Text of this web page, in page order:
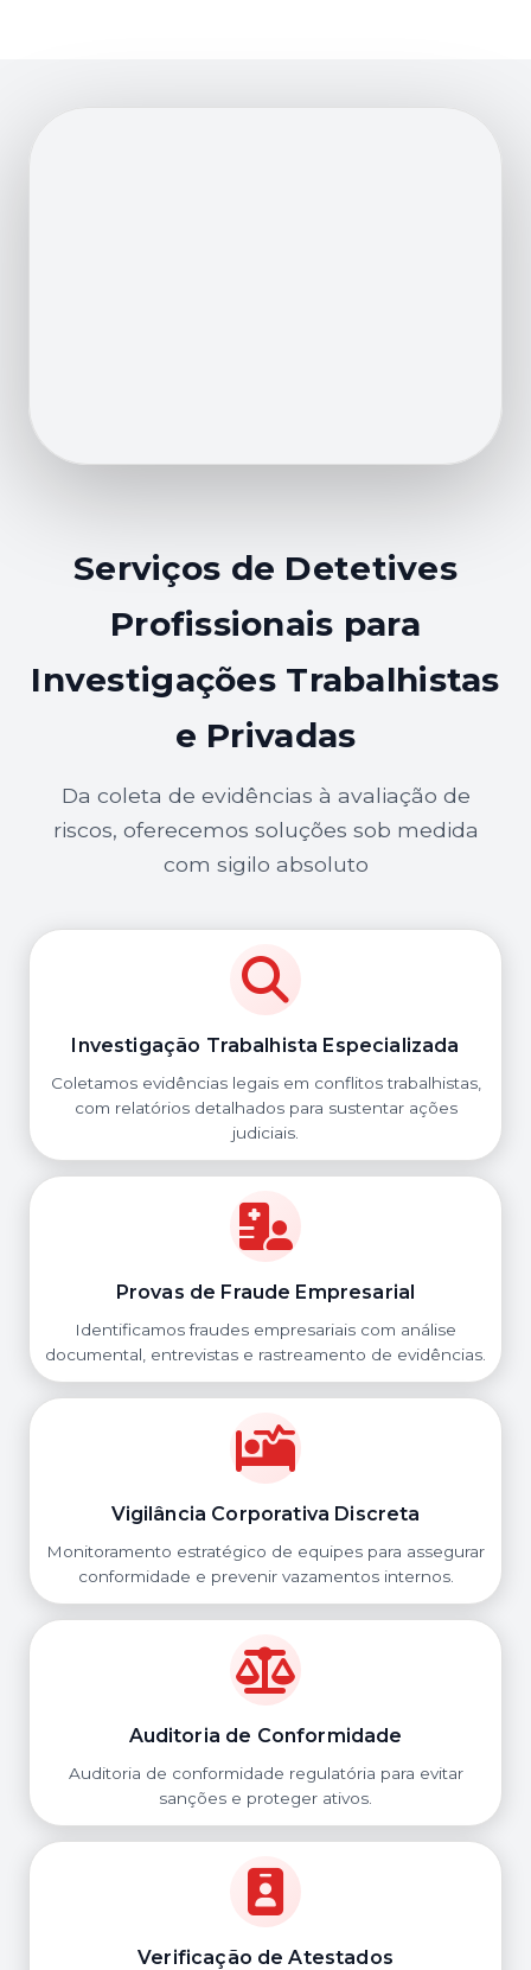
Serviços de Detetives
Profissionais para
Investigações Trabalhistas
e Privadas
Da coleta de evidências à avaliação de
riscos, oferecemos soluções sob medida
com sigilo absoluto
Investigação Trabalhista Especializada
Coletamos evidências legais em conflitos trabalhistas,
com relatórios detalhados para sustentar ações
judiciais.
Provas de Fraude Empresarial
Identificamos fraudes empresariais com análise
documental, entrevistas e rastreamento de evidências.
Vigilância Corporativa Discreta
Monitoramento estratégico de equipes para assegurar
conformidade e prevenir vazamentos internos.
Auditoria de Conformidade
Auditoria de conformidade regulatória para evitar
sanções e proteger ativos.
Verificação de Atestados